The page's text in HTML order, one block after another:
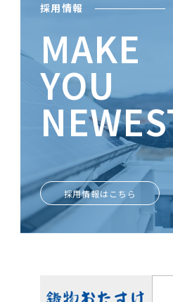
採用情報
MAKE
YOU
ときめきがあなたを輝かせ
採用情報はこちら